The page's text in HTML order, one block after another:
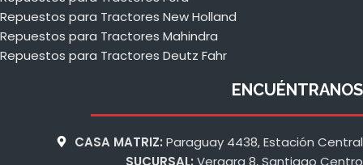
Repuestos para Tractores New Holland
Repuestos para Tractores Mahindra
Repuestos para Tractores Deutz Fahr
ENCUÉNTRANOS
CASA MATRIZ: Paraguay 4438, Estación Central
SUCURSAL: Vergara 8, Santiago Centro